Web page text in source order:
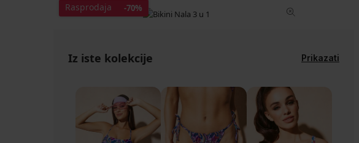
Rasprodaja -70%
Iz iste kolekcije Prikazati